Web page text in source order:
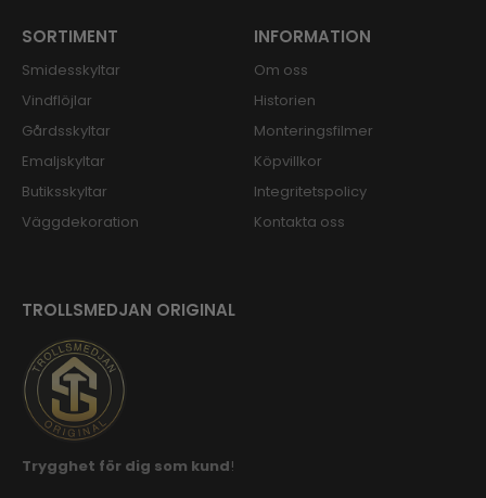
SORTIMENT
Smidesskyltar
Vindflöjlar
Gårdsskyltar
Emaljskyltar
Butiksskyltar
Väggdekoration
INFORMATION
Om oss
Historien
Monteringsfilmer
Köpvillkor
Integritetspolicy
Kontakta oss
TROLLSMEDJAN ORIGINAL
Trygghet för dig som kund!